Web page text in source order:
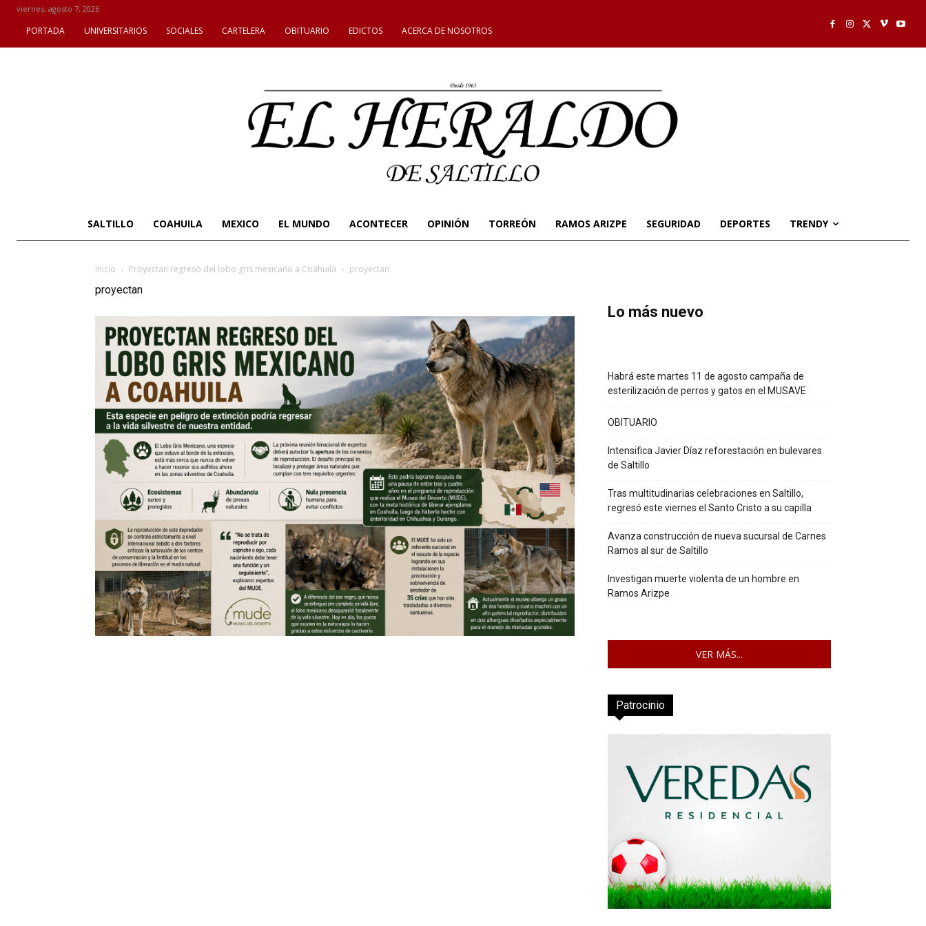
viernes, agosto 7, 2026
PORTADA UNIVERSITARIOS SOCIALES CARTELERA OBITUARIO EDICTOS ACERCA DE NOSOTROS
SALTILLO COAHUILA MEXICO EL MUNDO ACONTECER OPINIÓN TORREÓN RAMOS ARIZPE SEGURIDAD DEPORTES TRENDY
Inicio Proyectan regreso del lobo gris mexicano a Coahuila proyectan
proyectan
Lo más nuevo
Habrá este martes 11 de agosto campaña de
esterilización de perros y gatos en el MUSAVE
OBITUARIO
Intensifica Javier Díaz reforestación en bulevares
de Saltillo
Tras multitudinarias celebraciones en Saltillo,
regresó este viernes el Santo Cristo a su capilla
Avanza construcción de nueva sucursal de Carnes
Ramos al sur de Saltillo
Investigan muerte violenta de un hombre en
Ramos Arizpe
VER MÁS...
Patrocinio